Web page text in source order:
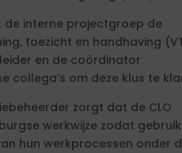
de interne projectgroep de
toezicht en handhaving
en de coördinator
collega’s om deze klus te
zorgt dat de CLO
werkwijze zodat
hun werkprocessen onder